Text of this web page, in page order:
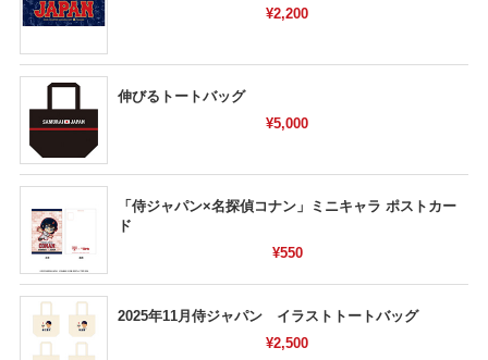
¥2,200
伸びるトートバッグ
¥5,000
「侍ジャパン×名探偵コナン」ミニキャラ ポストカー
ド
¥550
2025年11月侍ジャパン イラストトートバッグ
¥2,500